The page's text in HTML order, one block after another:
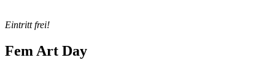
Eintritt frei!
Fem Art Day